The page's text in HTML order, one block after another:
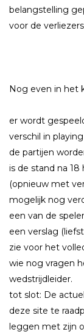
belangstelling
voor de
Nog even in het
er wordt
verschil in
de partijen
is de stand na 18
(opnieuw met
mogelijk nog
een van de
een verslag
zie voor het
wie nog vragen
wedstrijdleider.
tot slot: De
deze site te
leggen met zijn